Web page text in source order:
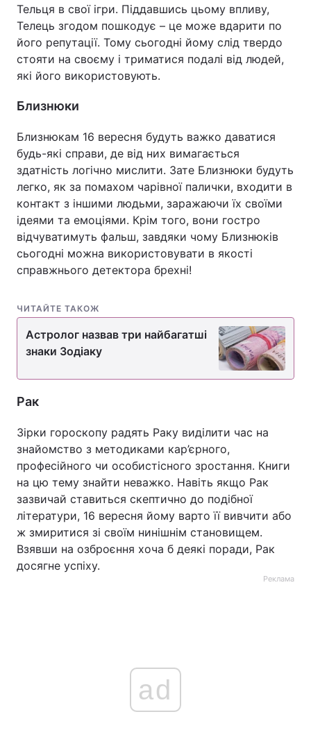
Тельця в свої ігри. Піддавшись цьому впливу,
Телець згодом пошкодує – це може вдарити по
його репутації. Тому сьогодні йому слід твердо
стояти на своєму і триматися подалі від людей,
які його використовують.
Близнюки
Близнюкам 16 вересня будуть важко даватися
будь-які справи, де від них вимагається
здатність логічно мислити. Зате Близнюки будуть
легко, як за помахом чарівної палички, входити в
контакт з іншими людьми, заражаючи їх своїми
ідеями та емоціями. Крім того, вони гостро
відчуватимуть фальш, завдяки чому Близнюків
сьогодні можна використовувати в якості
справжнього детектора брехні!
ЧИТАЙТЕ ТАКОЖ
Астролог назвав три найбагатші
знаки Зодіаку
Рак
Зірки гороскопу радять Раку виділити час на
знайомство з методиками кар’єрного,
професійного чи особистісного зростання. Книги
на цю тему знайти неважко. Навіть якщо Рак
зазвичай ставиться скептично до подібної
літератури, 16 вересня йому варто її вивчити або
ж змиритися зі своїм нинішнім становищем.
Взявши на озброєння хоча б деякі поради, Рак
досягне успіху.
Реклама
ad